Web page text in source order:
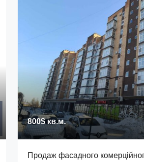
800$кв.м.
Продаж фасадного